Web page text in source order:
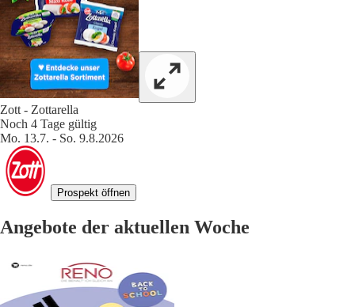
Zott - Zottarella
Noch 4 Tage gültig
Mo. 13.7. - So. 9.8.2026
Prospekt öffnen
Angebote der aktuellen Woche